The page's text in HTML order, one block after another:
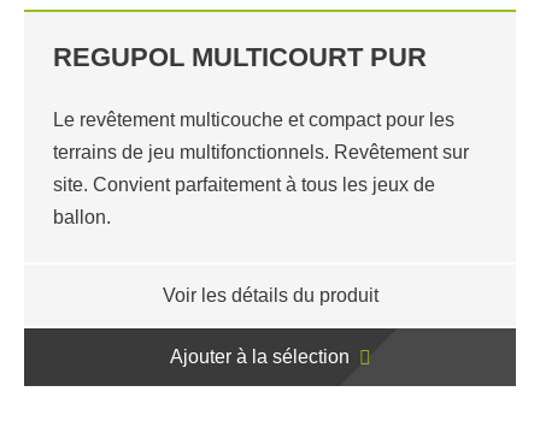
REGUPOL MULTICOURT PUR
Le revêtement multicouche et compact pour les
terrains de jeu multifonctionnels. Revêtement sur
site. Convient parfaitement à tous les jeux de
ballon.
Voir les détails du produit
Ajouter à la sélection